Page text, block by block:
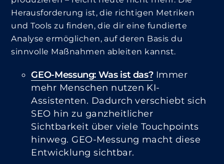
Herausforderung ist, die richtigen Metriken
und Tools zu finden, die dir eine fundierte
Analyse ermöglichen, auf deren Basis du
sinnvolle Maßnahmen ableiten kannst.
GEO-Messung: Was ist das?Immer
mehr Menschen nutzen KI-
Assistenten. Dadurch verschiebt sich
SEO hin zu ganzheitlicher
Sichtbarkeit über viele Touchpoints
hinweg. GEO-Messung macht diese
Entwicklung sichtbar.